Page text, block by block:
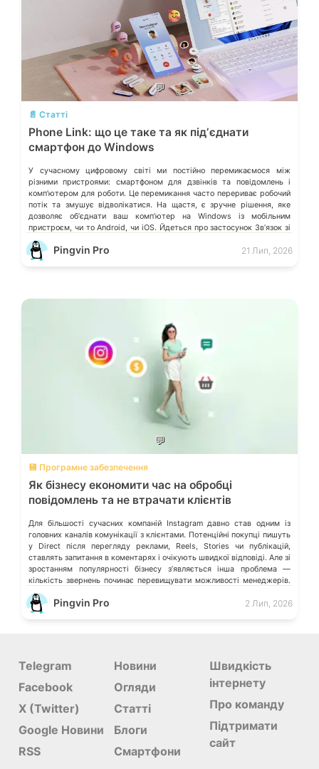
💬
📄 Статті
Phone Link: що це таке та як підʼєднати
смартфон до Windows
У сучасному цифровому світі ми постійно перемикаємося між
різними пристроями: смартфоном для дзвінків та повідомлень і
компʼютером для роботи. Це перемикання часто перериває робочий
потік та змушує відволікатися. На щастя, є зручне рішення, яке
дозволяє обʼєднати ваш компʼютер на Windows із мобільним
пристроєм, чи то Android, чи iOS. Йдеться про застосунок Звʼязок зі
смартфоном (Phone Link) від Microsoft, що перетворює ваш ПК на
своєрідний «міст» до функцій смартфона.
Pingvin Pro 21 Лип, 2026
💬
💾 Програмне забезпечення
Як бізнесу економити час на обробці
повідомлень та не втрачати клієнтів
Для більшості сучасних компаній Instagram давно став одним із
головних каналів комунікації з клієнтами. Потенційні покупці пишуть
у Direct після перегляду реклами, Reels, Stories чи публікацій,
ставлять запитання в коментарях і очікують швидкої відповіді. Але зі
зростанням популярності бізнесу з’являється інша проблема —
кількість звернень починає перевищувати можливості менеджерів.
Спочатку це майже непомітно. Відповідь затримується […]
Pingvin Pro 2 Лип, 2026
Telegram
Facebook
X (Twitter)
Google Новини
RSS
Новини
Огляди
Статті
Блоги
Смартфони
Швидкість
інтернету
Про команду
Підтримати
сайт